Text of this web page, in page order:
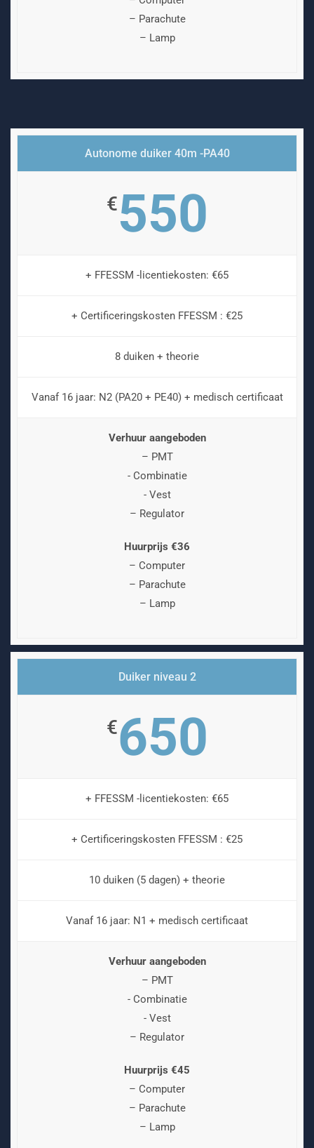
– Parachute
– Lamp
Autonome duiker 40m -PA40
€550
+ FFESSM -licentiekosten: €65
+ Certificeringskosten FFESSM : €25
8 duiken + theorie
Vanaf 16 jaar: N2 (PA20 + PE40) + medisch certificaat
Verhuur aangeboden
– PMT
- Combinatie
- Vest
– Regulator
Huurprijs €36
– Computer
– Parachute
– Lamp
Duiker niveau 2
€650
+ FFESSM -licentiekosten: €65
+ Certificeringskosten FFESSM : €25
10 duiken (5 dagen) + theorie
Vanaf 16 jaar: N1 + medisch certificaat
Verhuur aangeboden
– PMT
- Combinatie
- Vest
– Regulator
Huurprijs €45
– Computer
– Parachute
– Lamp